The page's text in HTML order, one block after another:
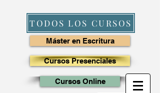
TODOS LOS CURSOS
Máster en Escritura
Cursos Presenciales
Cursos Online